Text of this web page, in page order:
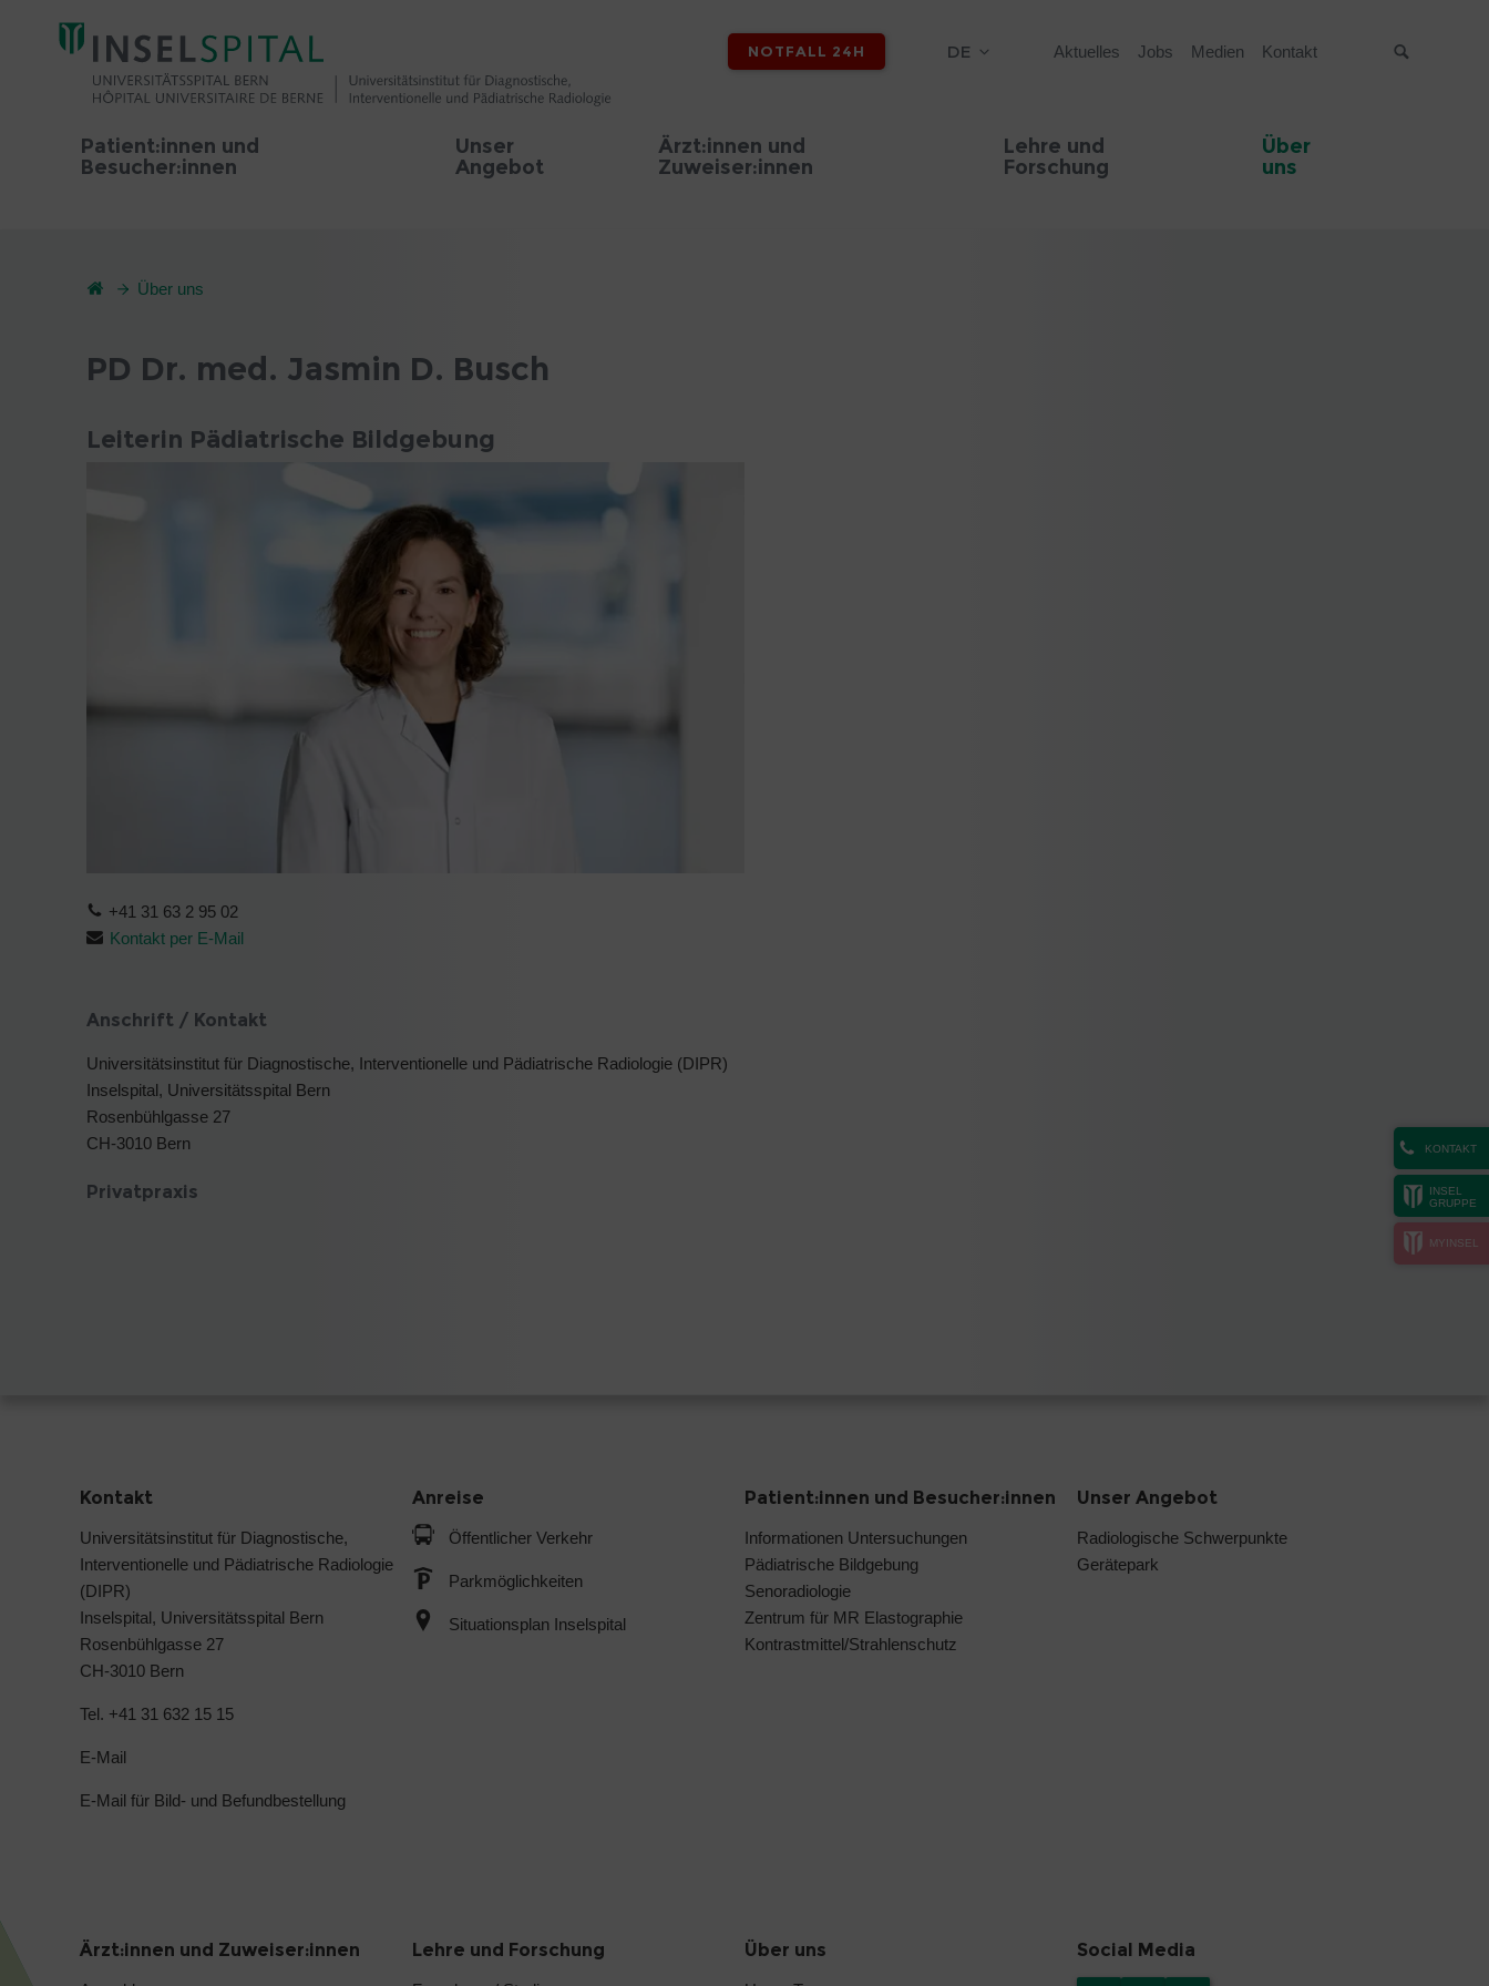
NOTFALL 24H DE Aktuelles Jobs Medien Kontakt
Patient:innen und
Besucher:innen
Unser
Angebot
Ärzt:innen und
Zuweiser:innen
Lehre und
Forschung
Über
uns
KONTAKT
INSEL
GRUPPE
MYINSEL
Über uns
PD Dr. med. Jasmin D. Busch
Leiterin Pädiatrische Bildgebung
+41 31 63 2 95 02
Kontakt per E-Mail
Anschrift / Kontakt
Universitätsinstitut für Diagnostische, Interventionelle und Pädiatrische Radiologie (DIPR)
Inselspital, Universitätsspital Bern
Rosenbühlgasse 27
CH-3010 Bern
Privatpraxis
Kontakt
Universitätsinstitut für Diagnostische,
Interventionelle und Pädiatrische Radiologie
(DIPR)
Inselspital, Universitätsspital Bern
Rosenbühlgasse 27
CH-3010 Bern
Tel. +41 31 632 15 15
E-Mail
E-Mail für Bild- und Befundbestellung
Anreise
Öffentlicher Verkehr
Parkmöglichkeiten
Situationsplan Inselspital
Patient:innen und Besucher:innen
Informationen Untersuchungen
Pädiatrische Bildgebung
Senoradiologie
Zentrum für MR Elastographie
Kontrastmittel/Strahlenschutz
Unser Angebot
Radiologische Schwerpunkte
Gerätepark
Ärzt:innen und Zuweiser:innen Lehre und Forschung Über uns Social Media